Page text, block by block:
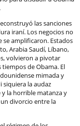
las sanciones
iraní. Los negocios no
amplificaron. Estados
Arabia Saudí, Líbano,
volvieron a pivotar
de Obama. El
mimada y
siquiera la audaz
la horrible matanza y
divorcio entre la